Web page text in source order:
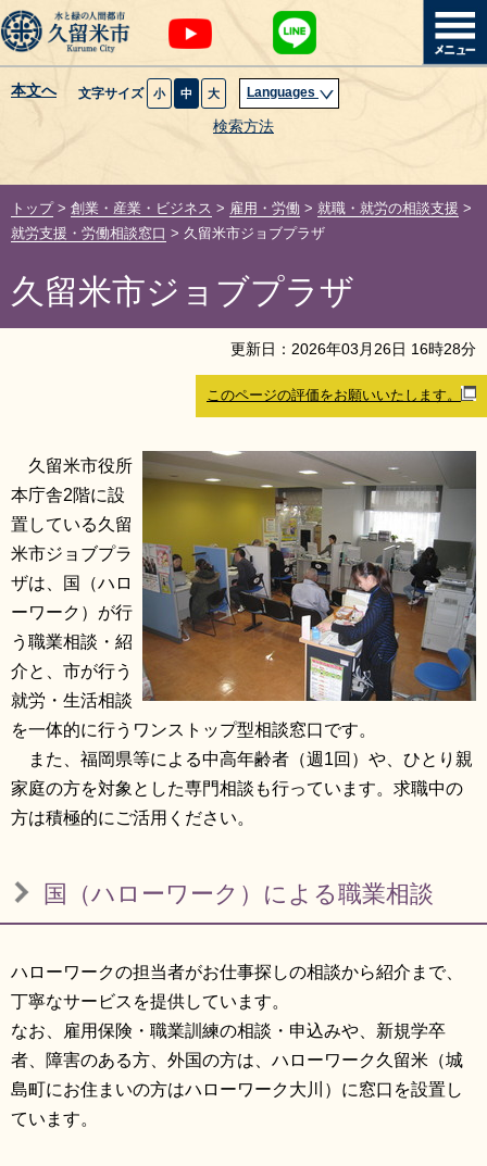
本文へ 文字サイズ 小 中 大 Languages
検索方法
暮らし・届出
健康・医療・福祉
観光魅力・イベント
サイトマップ 組織から探す
利用ガイド
RSS プライバシーポリシー
サイトについて
閉じる
トップ> 創業・産業・ビジネス > 雇用・労働 > 就職・就労の相談支援 >
就労支援・労働相談窓口 > 久留米市ジョブプラザ
久留米市ジョブプラザ
更新日： 2026年03 月 26日 16時28分
このページの評価をお願いいたします。
久留米市役所
本庁舎2階に設
置している久留
米市ジョブプラ
ザは、国（ハロ
ーワーク）が行
う職業相談・紹
介と、市が行う
就労・生活相談
を一体的に行うワンストップ型相談窓口です。
また、福岡県等による中高年齢者（週1回）や、ひとり親
家庭の方を対象とした専門相談も行っています。求職中の
方は積極的にご活用ください。
国（ハローワーク）による職業相談
ハローワークの担当者がお仕事探しの相談から紹介まで、
丁寧なサービスを提供しています。
なお、雇用保険・職業訓練の相談・申込みや、新規学卒
者、障害のある方、外国の方は、ハローワーク久留米（城
島町にお住まいの方はハローワーク大川）に窓口を設置し
ています。